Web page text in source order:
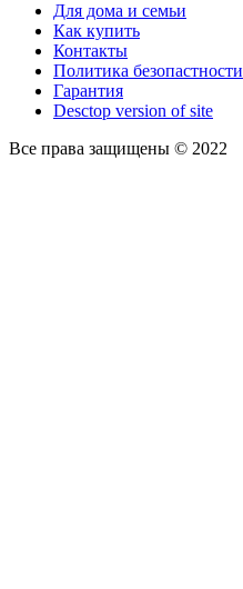
Для дома и семьи
Как купить
Контакты
Политика безопастности
Гарантия
Desctop version of site
Все права защищены © 2022